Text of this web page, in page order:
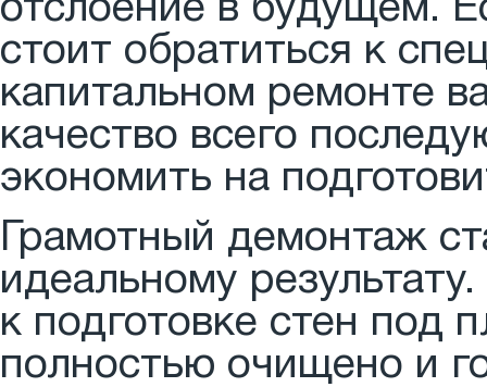
отслоение в будущем.
стоит обратиться к
капитальном ремонте
качество всего
экономить на
Грамотный демонтаж
идеальному
к подготовке стен под
полностью очищено и